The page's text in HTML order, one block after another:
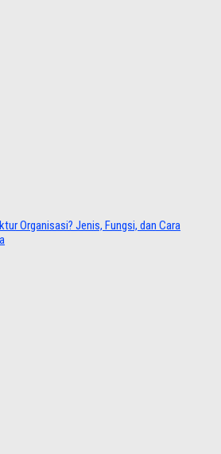
Organisasi? Jenis, Fungsi, dan Cara